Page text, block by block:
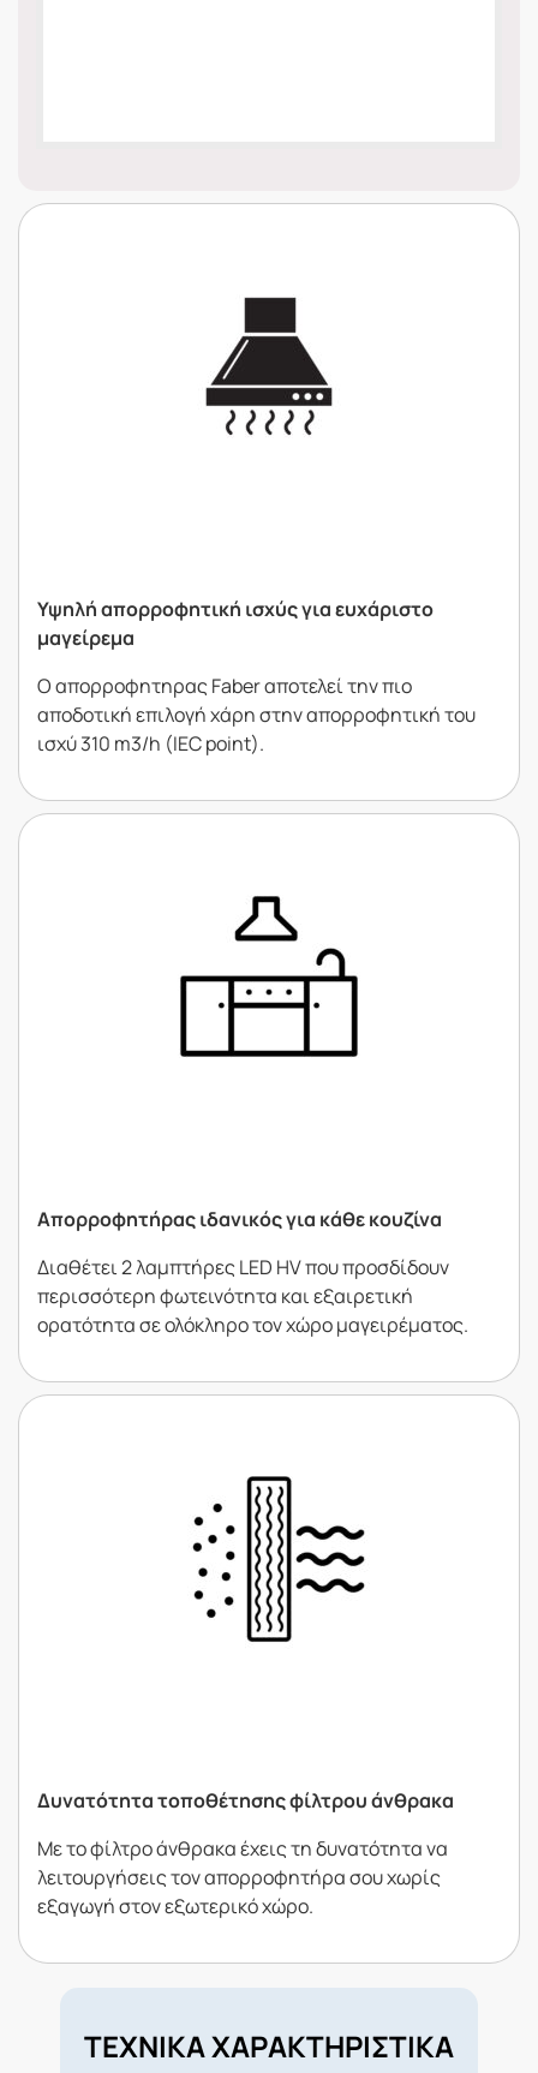
Υψηλή απορροφητική ισχύς για ευχάριστο
μαγείρεμα
Ο απορροφητηρας Faber αποτελεί την πιο
αποδοτική επιλογή χάρη στην απορροφητική του
ισχύ 310 m3/h (IEC point).
Απορροφητήρας ιδανικός για κάθε κουζίνα
Διαθέτει 2 λαμπτήρες LED HV που προσδίδουν
περισσότερη φωτεινότητα και εξαιρετική
ορατότητα σε ολόκληρο τον χώρο μαγειρέματος.
Δυνατότητα τοποθέτησης φίλτρου άνθρακα
Με το φίλτρο άνθρακα έχεις τη δυνατότητα να
λειτουργήσεις τον απορροφητήρα σου χωρίς
εξαγωγή στον εξωτερικό χώρο.
ΤΕΧΝΙΚΑ ΧΑΡΑΚΤΗΡΙΣΤΙΚΑ